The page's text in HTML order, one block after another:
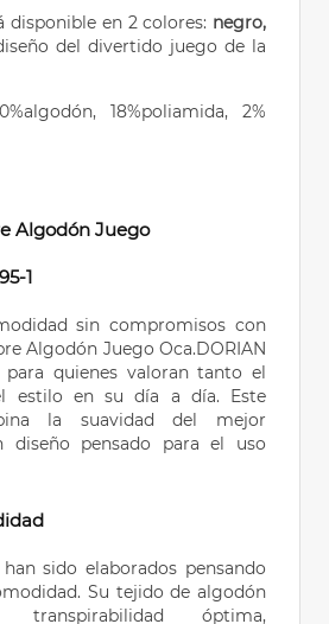
disponible en 2 colores: negro,
del divertido juego de la
18%poliamida, 2%
Algodón Juego
1
sin compromisos con
Algodón Juego Oca.DORIAN
para quienes valoran tanto el
estilo en su día a día. Este
la suavidad del mejor
diseño pensado para el uso
sido elaborados pensando
Su tejido de algodón
óptima,